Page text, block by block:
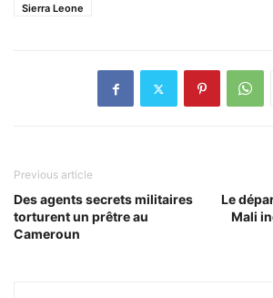
Sierra Leone
Previous article
Des agents secrets militaires
torturent un prêtre au
Cameroun
Le
Mali